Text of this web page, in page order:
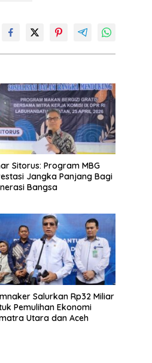
Sitorus: Program MBG
Jangka Panjang Bagi
Bangsa
Salurkan Rp32 Miliar
Pemulihan Ekonomi
Utara dan Aceh